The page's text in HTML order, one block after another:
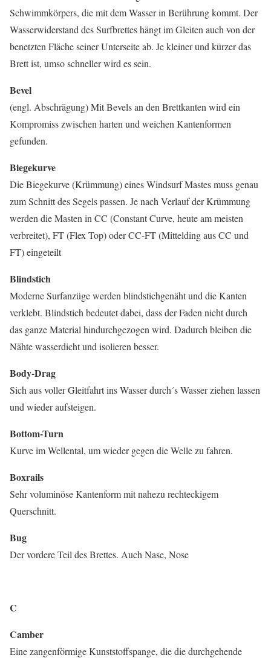
Schwimmkörpers, die mit dem Wasser in Berührung kommt. Der
Wasserwiderstand des Surfbrettes hängt im Gleiten auch von der
benetzten Fläche seiner Unterseite ab. Je kleiner und kürzer das
Brett ist, umso schneller wird es sein.
Bevel
(engl. Abschrägung) Mit Bevels an den Brettkanten wird ein
Kompromiss zwischen harten und weichen Kantenformen
gefunden.
Biegekurve
Die Biegekurve (Krümmung) eines Windsurf Mastes muss genau
zum Schnitt des Segels passen. Je nach Verlauf der Krümmung
werden die Masten in CC (Constant Curve, heute am meisten
verbreitet), FT (Flex Top) oder CC-FT (Mittelding aus CC und
FT) eingeteilt
Blindstich
Moderne Surfanzüge werden blindstichgenäht und die Kanten
verklebt. Blindstich bedeutet dabei, dass der Faden nicht durch
das ganze Material hindurchgezogen wird. Dadurch bleiben die
Nähte wasserdicht und isolieren besser.
Body-Drag
Sich aus voller Gleitfahrt ins Wasser durch´s Wasser ziehen lassen
und wieder aufsteigen.
Bottom-Turn
Kurve im Wellental, um wieder gegen die Welle zu fahren.
Boxrails
Sehr voluminöse Kantenform mit nahezu rechteckigem
Querschnitt.
Bug
Der vordere Teil des Brettes. Auch Nase, Nose
C
Camber
Eine zangenförmige Kunststoffspange, die die durchgehende